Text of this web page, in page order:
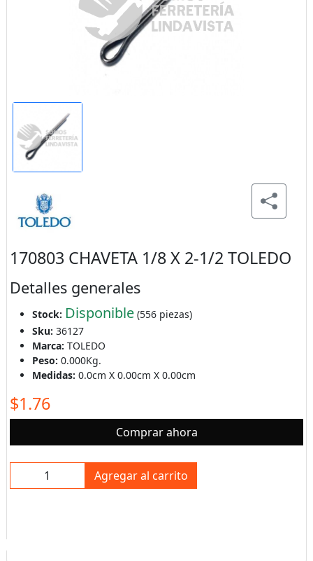
170803 CHAVETA 1/8 X 2-1/2 TOLEDO
Detalles generales
Stock: Disponible(556 piezas)
Sku: 36127
Marca: TOLEDO
Peso: 0.000Kg.
Medidas: 0.0cm X 0.00cm X 0.00cm
$1.76
Comprar ahora
Agregar al carrito